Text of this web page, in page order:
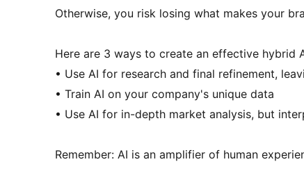
Otherwise, you risk losing what makes your
Here are 3 ways to create an effective hybrid
• Use AI for research and final refinement,
• Train AI on your company's unique data
• Use AI for in-depth market analysis, but
Remember: AI is an amplifier of human